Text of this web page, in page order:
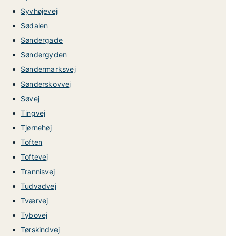
Syvhøjevej
Sødalen
Søndergade
Søndergyden
Søndermarksvej
Sønderskovvej
Søvej
Tingvej
Tjørnehøj
Toften
Toftevej
Trannisvej
Tudvadvej
Tværvej
Tybovej
Tørskindvej